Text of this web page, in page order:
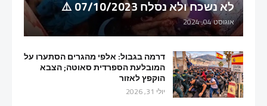
לא נשכח ולא נסלח 07/10/2023 ⚠️
אוגוסט 04, 2024
דרמה בגבול: אלפי מהגרים הסתערו על
המובלעת הספרדית סאוטה; הצבא
הוקפץ לאזור
יולי 31, 2026